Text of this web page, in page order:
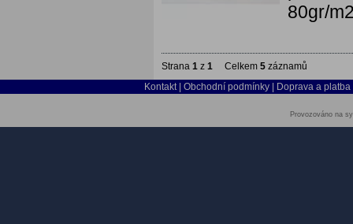
80gr/
Strana 1 z 1 Celkem 5 záznamů
Kontakt
Obchodní podmínky Doprava a platba
Provozováno na